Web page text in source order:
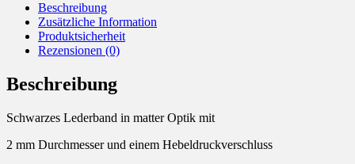
Beschreibung
Zusätzliche Information
Produktsicherheit
Rezensionen (0)
Beschreibung
Schwarzes Lederband in matter Optik mit
2 mm Durchmesser und einem Hebeldruckverschluss